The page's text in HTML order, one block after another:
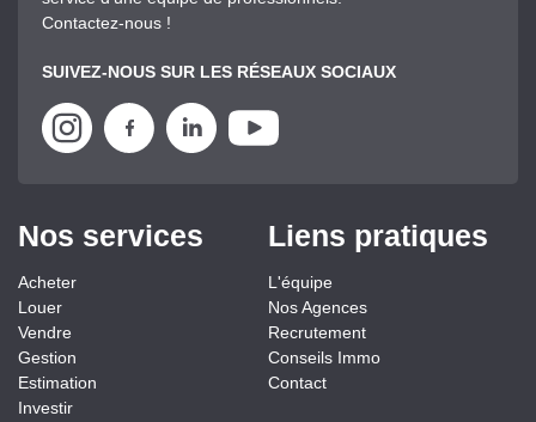
Contactez-nous !
SUIVEZ-NOUS SUR LES RÉSEAUX SOCIAUX
Nos services
Acheter
Louer
Vendre
Gestion
Estimation
Investir
Liens pratiques
L'équipe
Nos Agences
Recrutement
Conseils Immo
Contact